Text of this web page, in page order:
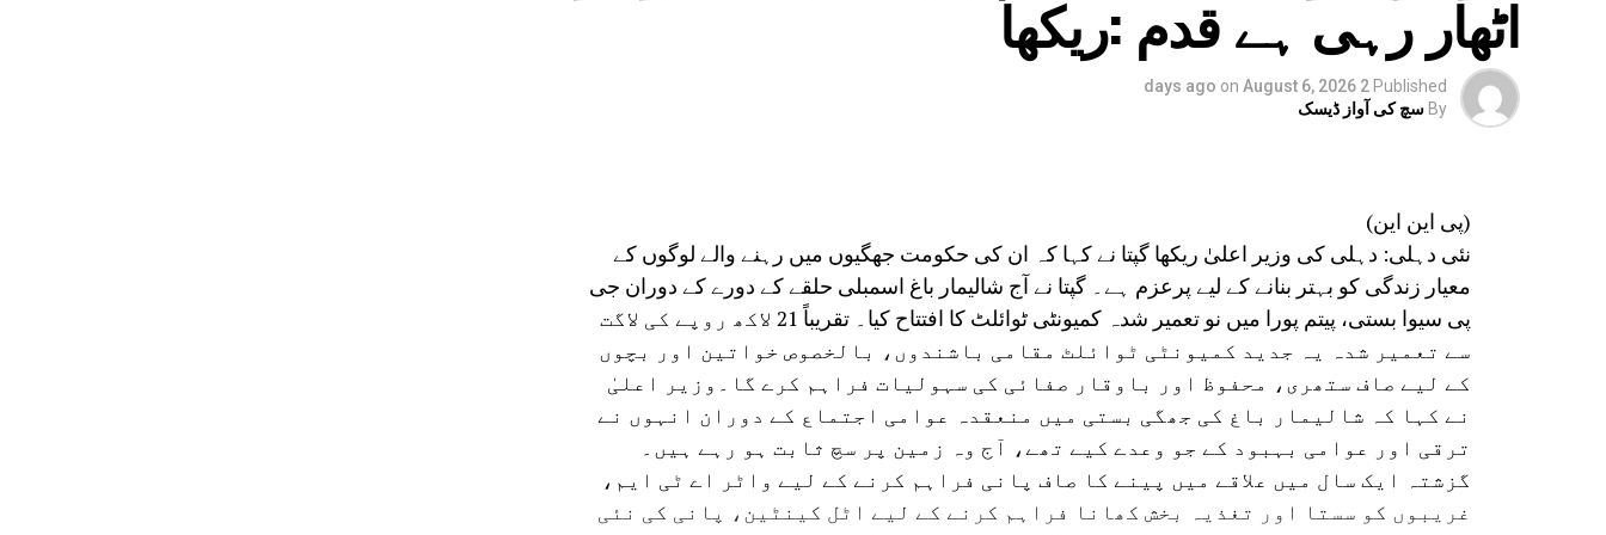
اٹھار رہی ہے قدم :ریکھا
Published
2 days ago
on August 6, 2026
By سچ کی آواز ڈیسک
(پی این این)
نئی دہلی: دہلی کی وزیر اعلیٰ ریکھا گپتا نے کہا کہ ان کی حکومت جھگیوں میں رہنے والے لوگوں کے
معیار زندگی کو بہتر بنانے کے لیے پرعزم ہے۔ گپتا نے آج شالیمار باغ اسمبلی حلقے کے دورے کے دوران جی
پی سیوا بستی، پیتم پورا میں نو تعمیر شدہ کمیونٹی ٹوائلٹ کا افتتاح کیا۔ تقریباً 21 لاکھ روپے کی لاگت
سے تعمیر شدہ یہ جدید کمیونٹی ٹوائلٹ مقامی باشندوں، بالخصوص خواتین اور بچوں
کے لیے صاف ستھری، محفوظ اور باوقار صفائی کی سہولیات فراہم کرے گا۔وزیر اعلیٰ
نے کہا کہ شالیمار باغ کی جھگی بستی میں منعقدہ عوامی اجتماع کے دوران انہوں نے
ترقی اور عوامی بہبود کے جو وعدے کیے تھے، آج وہ زمین پر سچ ثابت ہو رہے ہیں۔
گزشتہ ایک سال میں علاقے میں پینے کا صاف پانی فراہم کرنے کے لیے واٹر اے ٹی ایم،
غریبوں کو سستا اور تغذیہ بخش کھانا فراہم کرنے کے لیے اٹل کینٹین، پانی کی نئی